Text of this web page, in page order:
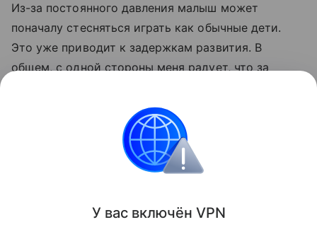
Из-за постоянного давления малыш может
поначалу стесняться играть как обычные дети.
Это уже приводит к задержкам развития. В
общем, с одной стороны меня радует, что за
наказывать. Но, с другой стороны, это отличный
инструмент для манипуляций. Доказать факт
эмоционального насилия очень трудно».
У вас включён VPN